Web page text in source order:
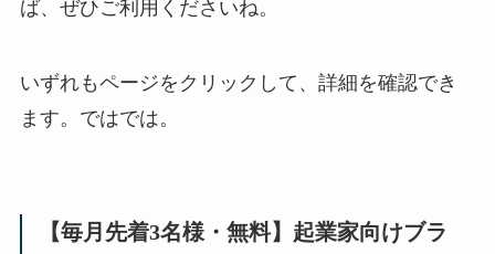
ば、ぜひご利用くださいね。
いずれもページをクリックして、詳細を確認でき
ます。ではでは。
【毎月先着3名様・無料】起業家向けブラ